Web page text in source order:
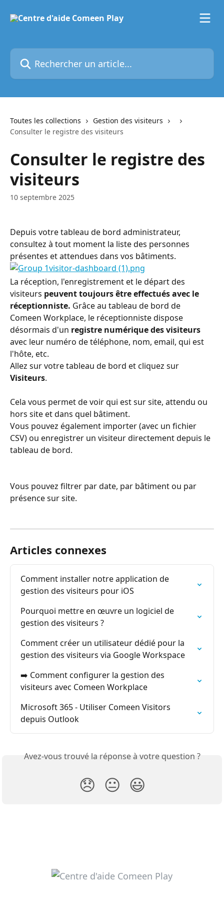
Rechercher un article...
Toutes les collections
Gestion des visiteurs
Consulter le registre des visiteurs
Consulter le registre des
visiteurs
10 septembre 2025
Depuis votre tableau de bord administrateur,
consultez à tout moment la liste des personnes
présentes et attendues dans vos bâtiments.
La réception, l'enregistrement et le départ des
visiteurs peuvent toujours être effectués avec le
réceptionniste. Grâce au tableau de bord de
Comeen Workplace, le réceptionniste dispose
désormais d'un registre numérique des visiteurs
avec leur numéro de téléphone, nom, email, qui est
l'hôte, etc.
Allez sur votre tableau de bord et cliquez sur
Visiteurs.
Cela vous permet de voir qui est sur site, attendu ou
hors site et dans quel bâtiment.
Vous pouvez également importer (avec un fichier
CSV) ou enregistrer un visiteur directement depuis le
tableau de bord.
Vous pouvez filtrer par date, par bâtiment ou par
présence sur site.
Articles connexes
Comment installer notre application de
gestion des visiteurs pour iOS
Pourquoi mettre en œuvre un logiciel de
gestion des visiteurs ?
Comment créer un utilisateur dédié pour la
gestion des visiteurs via Google Workspace
➡️ Comment configurer la gestion des
visiteurs avec Comeen Workplace
Microsoft 365 - Utiliser Comeen Visitors
depuis Outlook
Avez-vous trouvé la réponse à votre question ?
😞 😐 😃